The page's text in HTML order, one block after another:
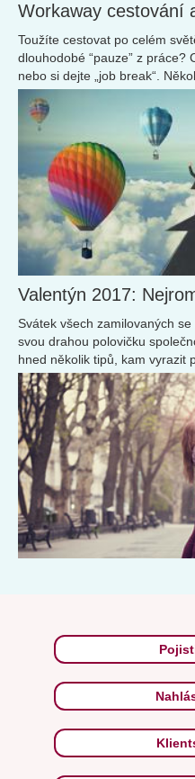
Workaway cestování
Toužíte cestovat po celém
dlouhodobé “pauze” z práce?
nebo si dejte „job break“.
žít v zahraničí a poznávat...
Valentýn 2017:
Svátek všech zamilovaných
svou drahou polovičku
hned několik tipů, kam vyrazit
prodloužený víkend.